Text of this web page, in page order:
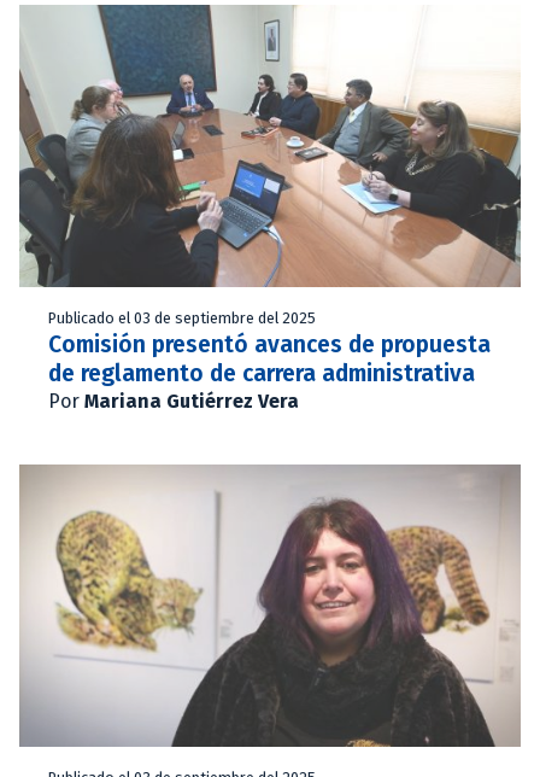
Publicado el 03 de septiembre del 2025
Comisión presentó avances de propuesta
de reglamento de carrera administrativa
Por Mariana Gutiérrez Vera